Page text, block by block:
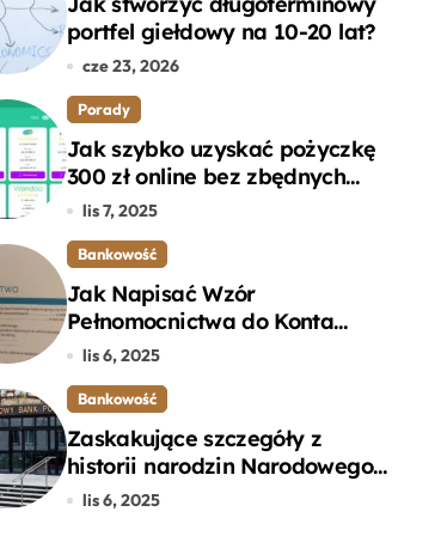
portfel giełdowy na 10-20 lat?
cze 23, 2026
Porady
Jak szybko uzyskać pożyczkę
300 zł online bez zbędnych
formalności?
lis 7, 2025
Bankowość
Jak Napisać Wzór
Pełnomocnictwa do Konta
Bankowego – Praktyczny
lis 6, 2025
Bankowość
Zaskakujące szczegóły z
historii narodzin Narodowego
Banku Polskiego, o których
lis 6, 2025